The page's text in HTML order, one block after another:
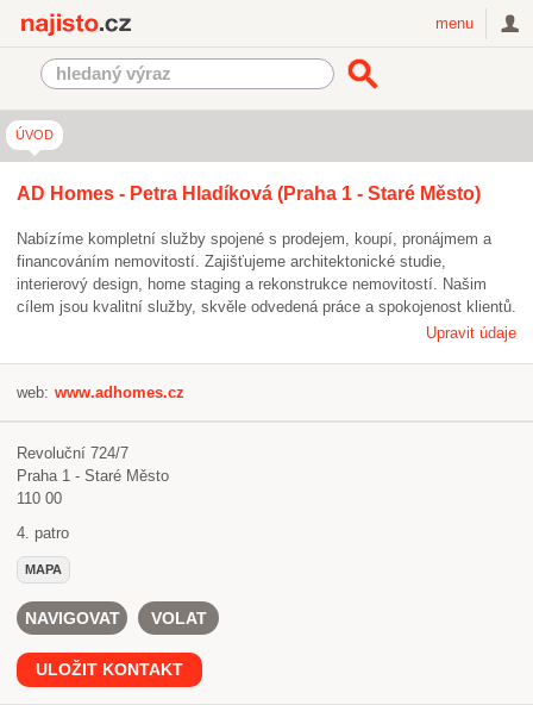
menu
ÚVOD
AD Homes - Petra Hladíková (Praha 1 - Staré Město)
Nabízíme kompletní služby spojené s prodejem, koupí, pronájmem a
financováním nemovitostí. Zajišťujeme architektonické studie,
interierový design, home staging a rekonstrukce nemovitostí. Našim
cílem jsou kvalitní služby, skvěle odvedená práce a spokojenost klientů.
Upravit údaje
web: www.adhomes.cz
Revoluční 724/7
Praha 1 - Staré Město
110 00
4. patro
MAPA
NAVIGOVAT VOLAT
ULOŽIT KONTAKT